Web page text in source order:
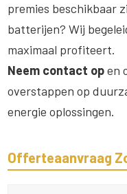
premies beschikbaar
batterijen? Wij
maximaal profiteert.
Neem contact open
overstappen op
energie oplossingen.
Offerteaanvraag